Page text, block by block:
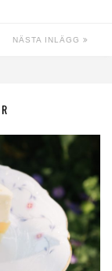
NÄSTA INLÄGG